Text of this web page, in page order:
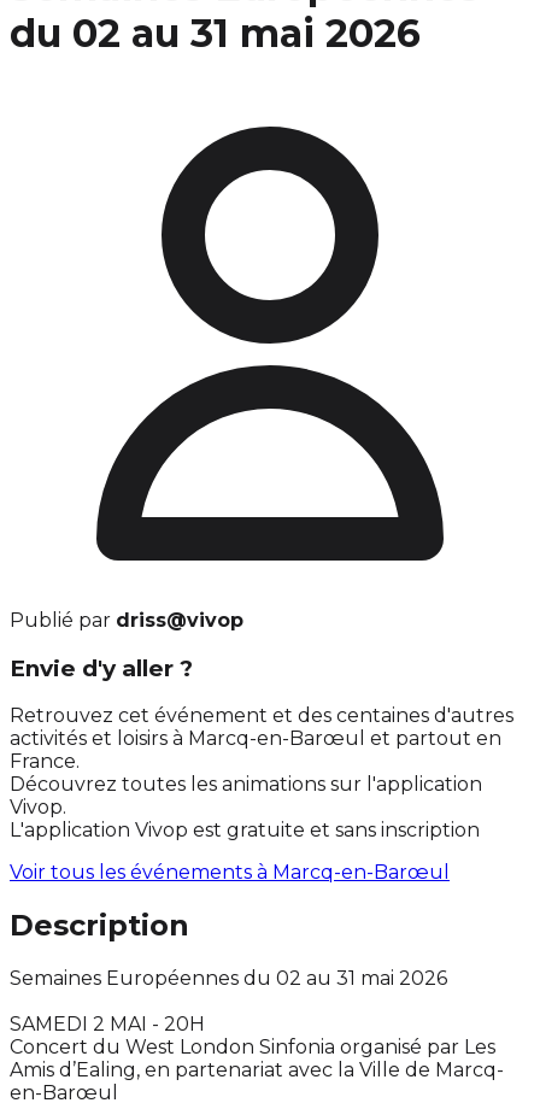
du 02 au 31 mai 2026
Publié par driss@vivop
Envie d'y aller ?
Retrouvez cet événement et des centaines d'autres
activités et loisirs à Marcq-en-Barœul et partout en
France.
Découvrez toutes les animations sur l'application
Vivop.
L'application Vivop est gratuite et sans inscription
Voir tous les événements à Marcq-en-Barœul
Description
Semaines Européennes du 02 au 31 mai 2026
SAMEDI 2 MAI - 20H
Concert du West London Sinfonia organisé par Les
Amis d’Ealing, en partenariat avec la Ville de Marcq-
en-Barœul